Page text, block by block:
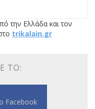
την Ελλάδα και τον
trikalain.gr
ΤΟ:
Facebook